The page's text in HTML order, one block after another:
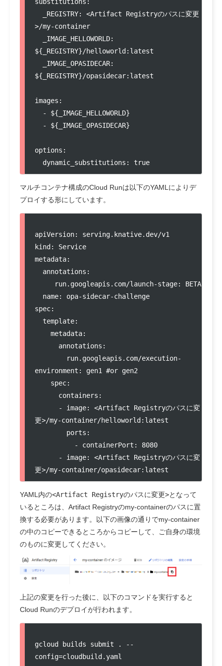
>/my-container
${_REGISTRY}/helloworld:latest
${_REGISTRY}/opasidecar:latest
images:
options:
  dynamic_substitutions: true
マルチコンテナ構成のCloud Runは以下のYAMLによりデ
プロイする形にしています。
apiVersion: serving.knative.dev/v1
kind: Service
metadata:
spec:
environment: gen1 #or gen2
更>/my-container/helloworld:latest
YAML内の<Artifact Registryのパスに変更>となって
いるところは、Artifact Registryのmy-containerのパスに置
換する必要があります。以下の画像の通りでmy-container
の中のコピーできるところからコピーして、ご自身の環境
のものに変更してください。
上記の変更を行った後に、以下のコマンドを実行すると
Cloud Runのデプロイが行われます。
gcloud builds submit . --
config=cloudbuild.yaml